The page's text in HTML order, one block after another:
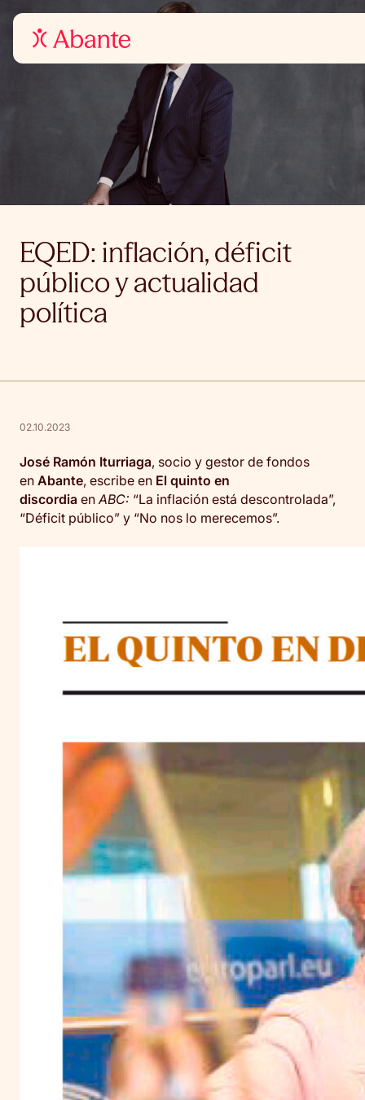
EQED: inflación, déficit
público y actualidad
política
02.10.2023
José Ramón Iturriaga, socio y gestor de fondos
en Abante, escribe en El quinto en
discordia en ABC: “La inflación está descontrolada”,
“Déficit público” y “No nos lo merecemos”.